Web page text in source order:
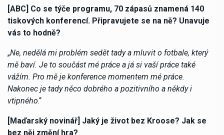
[ABC] Co se týče programu, 70 zápasů znamená 140
tiskových konferencí. Připravujete se na ně? Unavuje
vás to hodně?
„Ne, nedělá mi problém sedět tady a mluvit o fotbale, který
mě baví. Je to součást mé práce a já si vaší práce také
vážím. Pro mě je konference momentem mé práce.
Nakonec je tady něco dobrého a pozitivního a někdy i
vtipného.“
[Maďarský novinář] Jaký je život bez Kroose? Jak se
bez něj změní hra?